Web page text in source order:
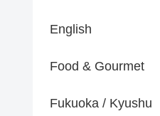
English
Food & Gourmet
Fukuoka / Kyushu